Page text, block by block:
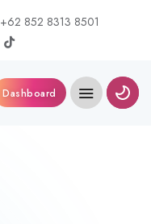
+62 852 8313 8501
Dashboard